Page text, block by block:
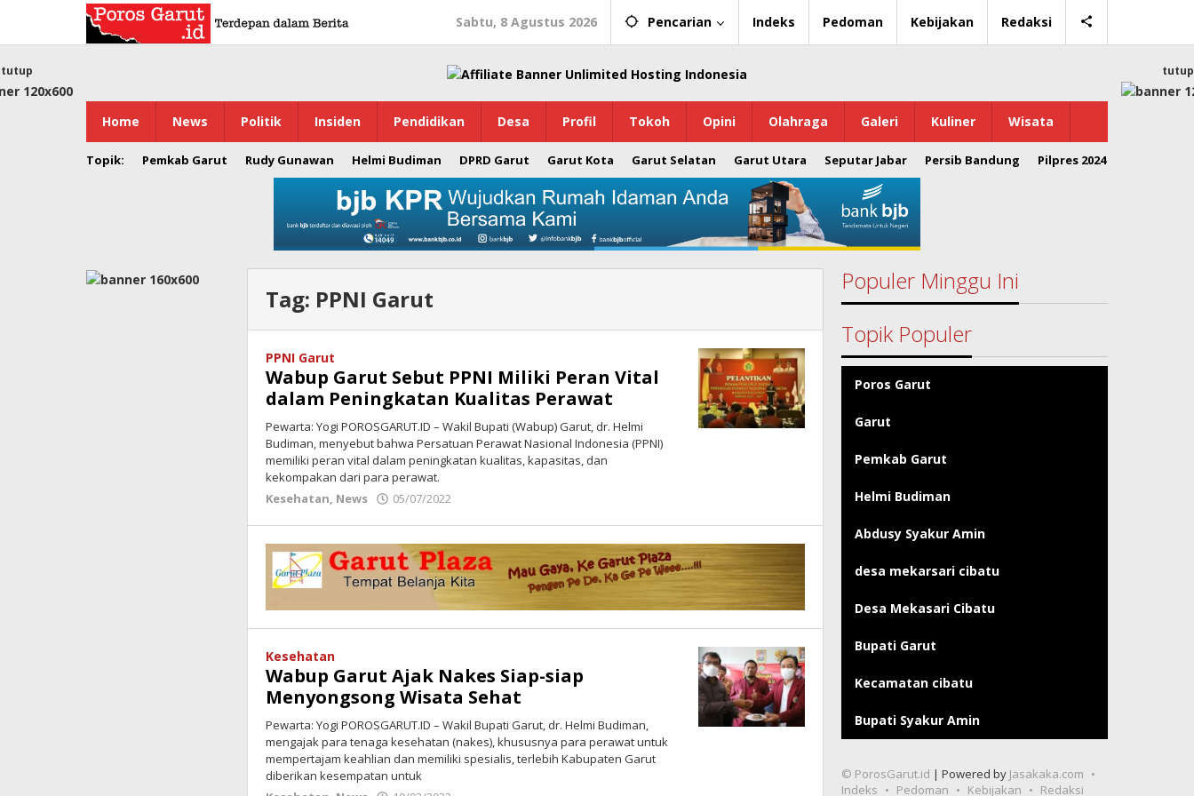
konten
Sabtu, 8 Agustus 2026 Pencarian Indeks Pedoman Kebijakan Redaksi
Home News Politik Insiden Pendidikan Desa Profil Tokoh Opini Olahraga Galeri Kuliner Wisata
Topik: Pemkab Garut Rudy Gunawan Helmi Budiman DPRD Garut Garut Kota Garut Selatan Garut Utara Seputar Jabar Persib Bandung Pilpres 2024
tutup tutup
Tag: PPNI Garut
PPNI Garut
Wabup Garut Sebut PPNI Miliki Peran Vital
dalam Peningkatan Kualitas Perawat
Pewarta: Yogi POROSGARUT.ID – Wakil Bupati (Wabup) Garut, dr. Helmi
Budiman, menyebut bahwa Persatuan Perawat Nasional Indonesia (PPNI)
memiliki peran vital dalam peningkatan kualitas, kapasitas, dan
kekompakan dari para perawat.
Kesehatan, News 05/07/2022
Kesehatan
Wabup Garut Ajak Nakes Siap-siap
Menyongsong Wisata Sehat
Pewarta: Yogi POROSGARUT.ID – Wakil Bupati Garut, dr. Helmi Budiman,
mengajak para tenaga kesehatan (nakes), khususnya para perawat untuk
mempertajam keahlian dan memiliki spesialis, terlebih Kabupaten Garut
diberikan kesempatan untuk
Populer Minggu Ini
Topik Populer
Poros Garut
Garut
Pemkab Garut
Helmi Budiman
Abdusy Syakur Amin
desa mekarsari cibatu
Desa Mekasari Cibatu
Bupati Garut
Kecamatan cibatu
Bupati Syakur Amin
© PorosGarut.id | Powered by Jasakaka.com
Indeks
Pedoman Kebijakan Redaksi